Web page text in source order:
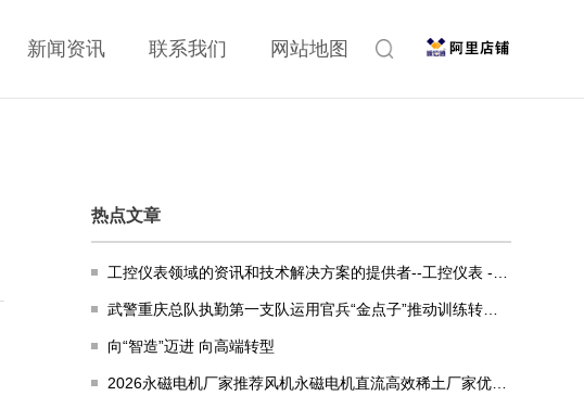
新闻资讯 联系我们 网站地图
热点文章
武警重庆总队执勤第一支队运用官兵“金点子”推动训练转变发展方式与经济转型
向“智造”迈进 向高端转型
2026永磁电机厂家推荐风机永磁电机直流高效稀土厂家优选指南！